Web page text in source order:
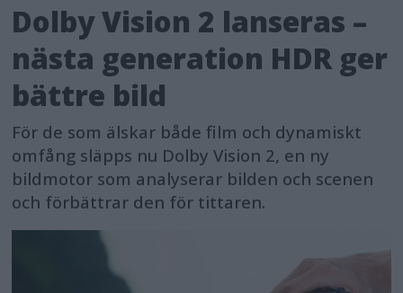
Dolby Vision 2 lanseras –
nästa generation HDR ger
bättre bild
För de som älskar både film och dynamiskt
omfång släpps nu Dolby Vision 2, en ny
bildmotor som analyserar bilden och scenen
och förbättrar den för tittaren.